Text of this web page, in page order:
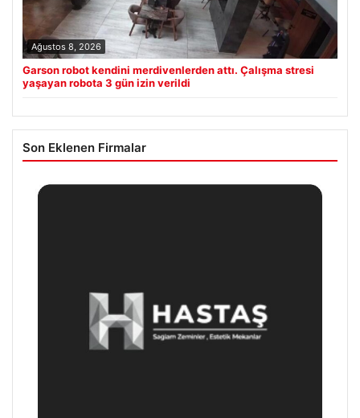
Ağustos 8, 2026
Garson robot kendini merdivenlerden attı. Çalışma stresi
yaşayan robota 3 gün izin verildi
Son Eklenen Firmalar